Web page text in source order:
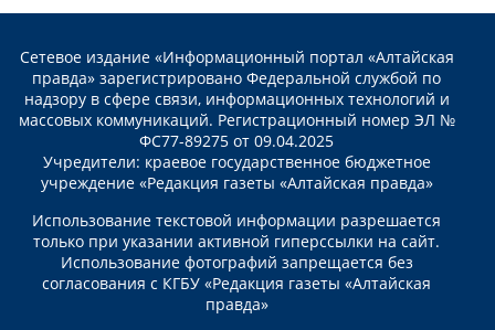
Сетевое издание «Информационный портал «Алтайская
правда» зарегистрировано Федеральной службой по
надзору в сфере связи, информационных технологий и
массовых коммуникаций. Регистрационный номер ЭЛ №
ФС77-89275 от 09.04.2025
Учредители: краевое государственное бюджетное
учреждение «Редакция газеты «Алтайская правда»
Использование текстовой информации разрешается
только при указании активной гиперссылки на сайт.
Использование фотографий запрещается без
согласования с КГБУ «Редакция газеты «Алтайская
правда»